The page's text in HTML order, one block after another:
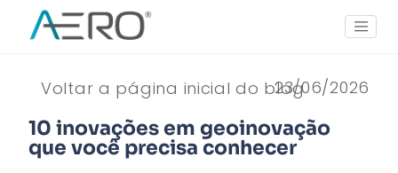
23/06/2026
Voltar a página inicial do blog
10 inovações em geoinovação
que você precisa conhecer